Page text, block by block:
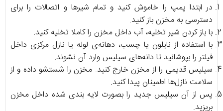
در ابتدا پمپ را خاموش کنید و تمام شیرها و اتصالات را برای
دسترسی به مخزن باز کنید.
با باز کردن شیر تخلیه، آب داخل مخزن را کاملا تخلیه کنید.
با استفاده از نایلون یا چسب، دهانه‌ی لوله یا نازل مرکزی داخل
فیلتر را بپوشانید تا دانه‌های سیلیس وارد آن نشوند.
سیلیس قدیمی را از مخزن خارج کنید. مخزن را شستشو داده و از
سلامت نازل‌ها اطمینان پیدا کنید.
پس از آن سیلیس جدید را بصورت لایه بندی شده داخل مخزن
بریزید.